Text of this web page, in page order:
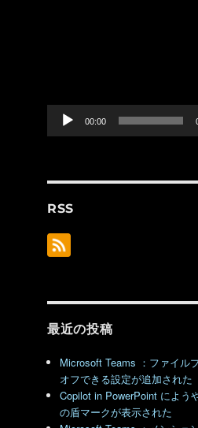
00:00
RSS
最近の投稿
Microsoft Teams ：ファイル
オフできる設定が追加された
Copilot in PowerPoint によう
の盾マークが表示された